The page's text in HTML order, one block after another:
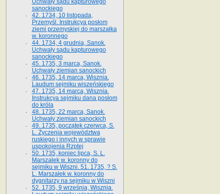
Uchwały sądu kapturowego
sanockiego
42. 1734, 10 listopada,
Przemyśl. Instrukcya posłom
ziemi przemyskiej do marszałka
w. koronnego
44. 1734, 4 grudnia, Sanok.
Uchwały sądu kapturowego
sanockiego
45. 1735, 3 marca, Sanok.
Uchwały ziemian sanockich
46. 1735, 14 marca, Wisznia.
Laudum sejmiku wiszeńskiego
47. 1735, 14 marca, Wisznia.
Instrukcya sejmiku dana posłom
do króla
48. 1735, 22 marca, Sanok.
Uchwały ziemian sanockich
49. 1735, początek czerwca, S.
L. Życzenia województwa
ruskiego i innych w sprawie
uspokojenia Rzptej
50. 1735, koniec lipca, S. L.
Marszałek w. koronny do
sejmiku w Wiszni. 51. 1735, ? S.
L. Marszałek w. koronny do
dygnitarzy na sejmiku w Wiszni
52. 1735, 9 września, Wisznia.